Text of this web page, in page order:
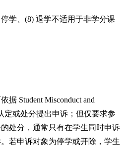
学、(8) 退学不适用于非学分课
据 Student Misconduct and
定或处分提出申诉；但仅要求参
处分，通常只有在学生同时申诉
若申诉对象为停学或开除，学生